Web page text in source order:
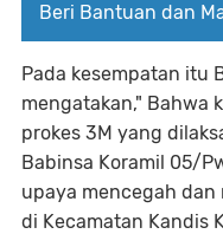
Beri Bantuan dan
Pada kesempatan itu
mengatakan," Bahwa
prokes 3M yang
Babinsa Koramil 05/
upaya mencegah
di Kecamatan Kandis